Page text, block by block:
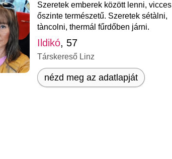
Szeretek emberek között lenni, vicces
őszinte természetű. Szeretek sétàlni,
tàncolni, thermál fűrdőben járni.
Ildikó, 57
Társkereső Linz
nézd meg az adatlapját